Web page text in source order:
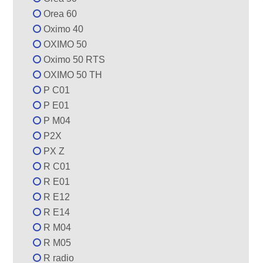
Orea 60
Oximo 40
OXIMO 50
Oximo 50 RTS
OXIMO 50 TH
P C01
P E01
P M04
P2X
PX Z
R C01
R E01
R E12
R E14
R M04
R M05
R radio